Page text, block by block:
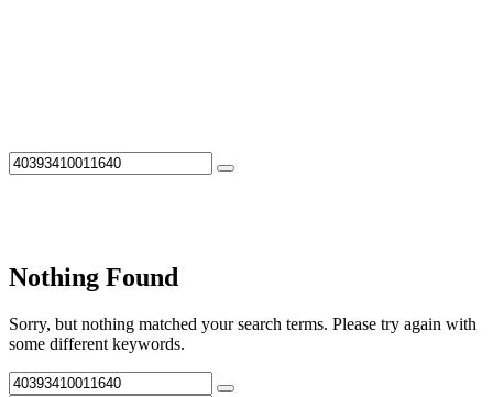
Nothing Found
Sorry, but nothing matched your search terms. Please try again with
some different keywords.